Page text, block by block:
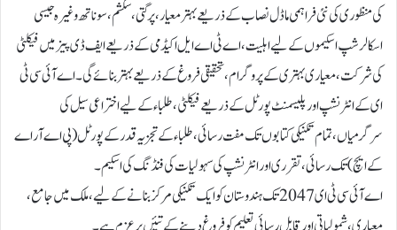
کی منظوری کی نئی فراہمی ماڈل نصاب کے ذریعے بہتر معیار، پرگتی، سکشم، سوناتھ وغیرہ جیسی
اسکالرشپ اسکیموں کے لیے اہلیت، اے ٹی اے ایل اکیڈمی کے ذریعے ایف ڈی پیز میں فیکلٹی
کی شرکت، معیاری بہتری کے پروگرام، تحقیقی فروغ کے ذریعے بہتر بنائے گی۔ اے آئی سی ٹی
ای کے انٹرنشپ اور پلیسمنٹ پورٹل کے ذریعے فیکلٹی، طلباء کے لیے اختر اعی سیل کی
سرگرمیاں، تمام تکنیکی کتابوں تک مفت رسائی، طلباء کے تجزیہ قدر کے پورٹل (پی اے آر اے
کے ایچ) تک رسائی، تقرری اور انٹرنشپ کی سہولیات کی فنڈنگ کی اسکیم۔
اے آئی سی ٹی ای 2047 تک ہندوستان کو ایک تکنیکی مرکز بنانے کے لیے، ملک میں جامع،